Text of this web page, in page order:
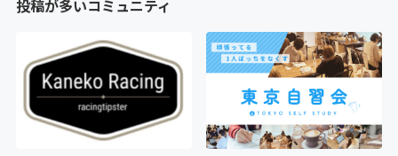
投稿が多いコミュニティ